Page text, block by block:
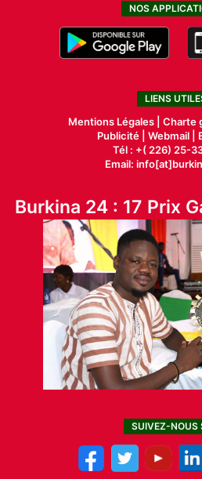
NOS
LIENS
Mentions Légales | Charte
Publicité| Webmail |
Tél : +( 226) 25-
Email:
Burkina 24 : 17 Prix
SUIVEZ-NOUS